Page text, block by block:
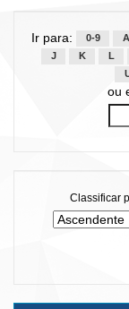
Ir para: 0-9 A
J
K L
ou
Classificar